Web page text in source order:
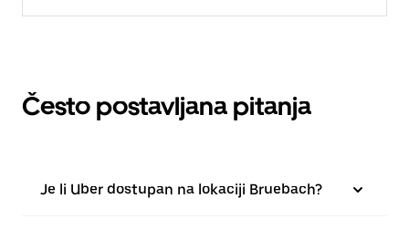
Često postavljana pitanja
Je li Uber dostupan na lokaciji Bruebach?